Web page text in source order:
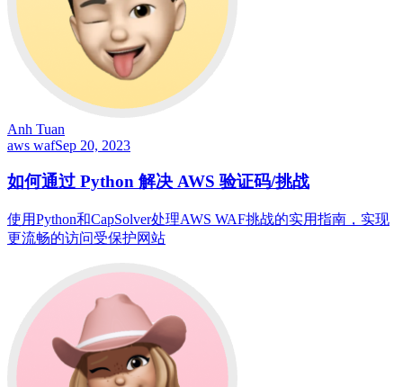
Anh Tuan
aws wafSep 20, 2023
如何通过 Python 解决 AWS 验证码/挑战
使用Python和CapSolver处理AWS WAF挑战的实用指南，实现
更流畅的访问受保护网站